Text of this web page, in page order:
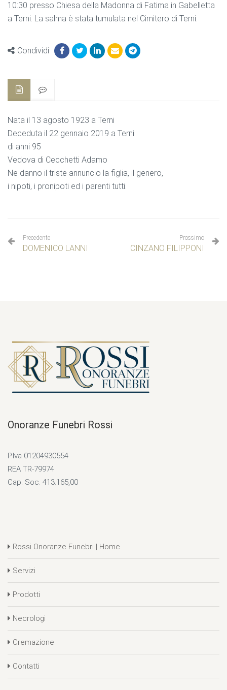
10:30 presso Chiesa della Madonna di Fatima in Gabelletta
a Terni. La salma è stata tumulata nel Cimitero di Terni.
Condividi
Nata il 13 agosto 1923 a Terni
Deceduta il 22 gennaio 2019 a Terni
di anni 95
Vedova di Cecchetti Adamo
Ne danno il triste annuncio la figlia, il genero,
i nipoti, i pronipoti ed i parenti tutti.
Precedente
DOMENICO LANNI
Prossimo
CINZANO FILIPPONI
Onoranze Funebri Rossi
P.Iva 01204930554
REA TR-79974
Cap. Soc. 413.165,00
Rossi Onoranze Funebri | Home
Servizi
Prodotti
Necrologi
Cremazione
Contatti